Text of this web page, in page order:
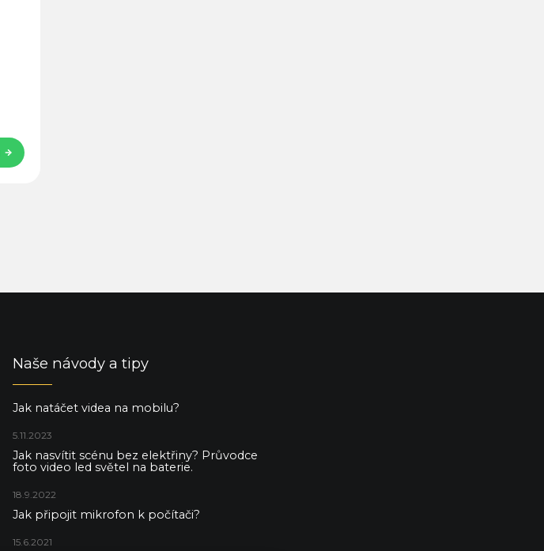
Naše návody a tipy
Jak natáčet videa na mobilu?
5.11.2023
Jak nasvítit scénu bez elektřiny? Průvodce
foto video led světel na baterie.
18.9.2022
Jak připojit mikrofon k počítači?
15.6.2021